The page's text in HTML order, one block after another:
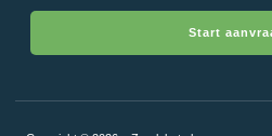
Start